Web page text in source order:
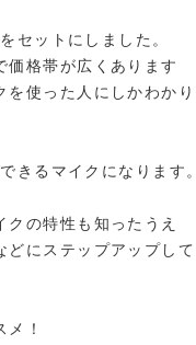
セットにしました。
価格帯が広くあります
使った人にしかわかり
きるマイクになります。
の特性も知ったうえ
どにステップアップして
！